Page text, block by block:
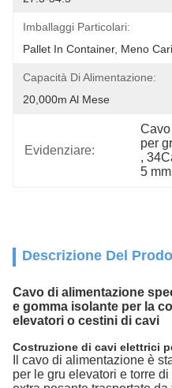
Imballaggi Particolari:
Pallet In Container, Meno
Capacità Di Alimentazione:
20,000m Al Mese
Evidenziare:
per
,
5 mm
Descrizione Del
Cavo di alimentazione
e gomma isolante per la
elevatori o cestini di cavi
Costruzione di cavi elettrici
Il cavo di alimentazione è
per le gru elevatori e torre